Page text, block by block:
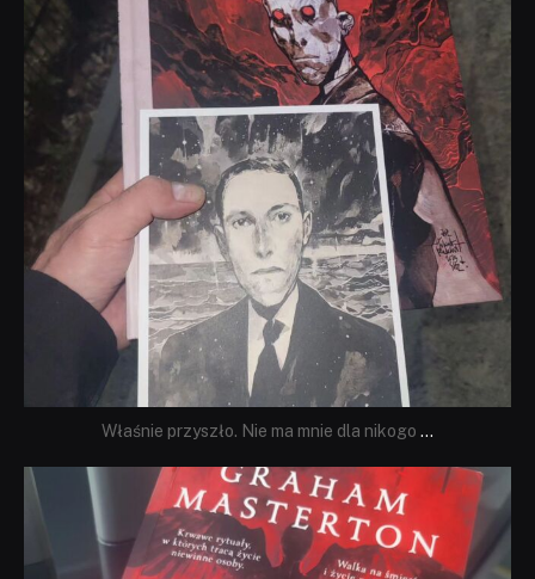
Właśnie przyszło. Nie ma mnie dla nikogo ...
dobryhorror
Sie 23